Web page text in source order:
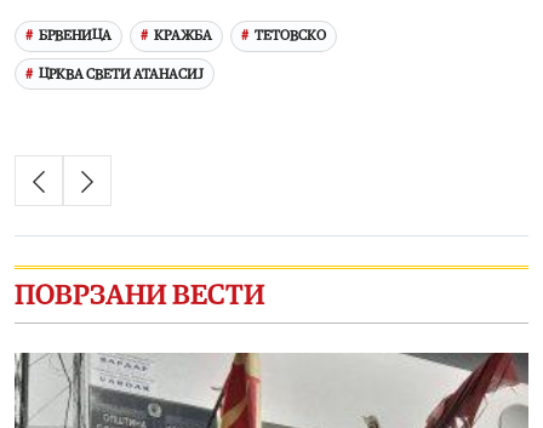
БРВЕНИЦА КРАЖБА ТЕТОВСКО
ЦРКВА СВЕТИ АТАНАСИЈ
ПОВРЗАНИ ВЕСТИ